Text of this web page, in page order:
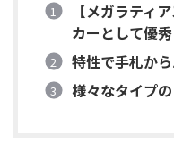
【メガラティ
カーとして優秀
特性で手札か
様々なタイプ